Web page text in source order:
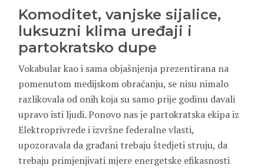
Komoditet, vanjske sijalice,
luksuzni klima uređaji i
partokratsko dupe
Vokabular kao i sama objašnjenja prezentirana na
pomenutom medijskom obraćanju, se nisu nimalo
razlikovala od onih koja su samo prije godinu davali
upravo isti ljudi. Ponovo nas je partokratska ekipa iz
Elektroprivrede i izvršne federalne vlasti,
upozoravala da građani trebaju štedjeti struju, da
trebaju primjenjivati mjere energetske efikasnosti